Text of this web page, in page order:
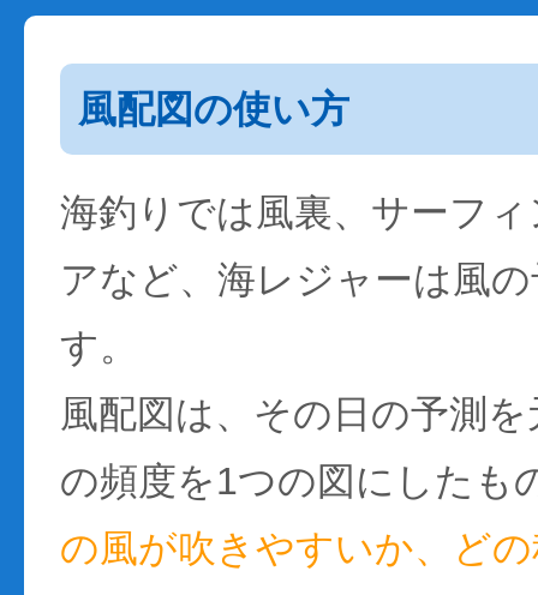
風配図の使い方
海釣りでは風裏、サーフ
アなど、海レジャーは風
す。
風配図は、その日の予測
の頻度を1つの図にしたも
の風が吹きやすいか、ど